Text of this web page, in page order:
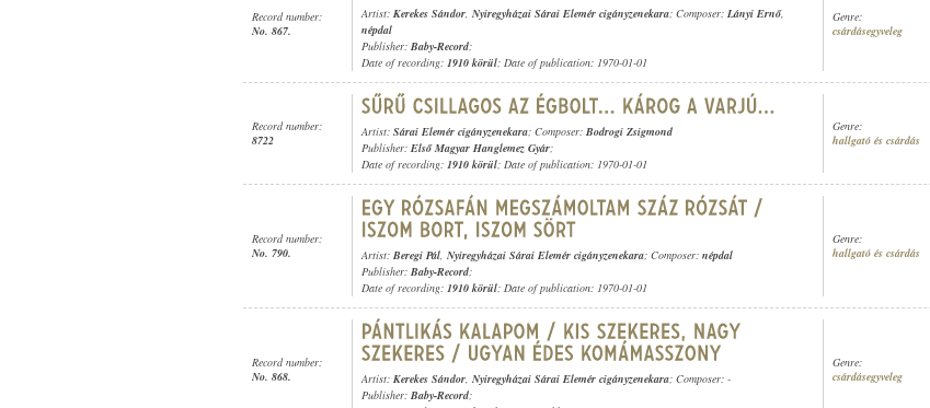
Record number:
No. 867.
Artist: Kerekes Sándor, Nyiregyházai Sárai Elemér cigányzenekara; Composer: Lányi Ernő,
népdal
Publisher: Baby-Record;
Date of recording: 1910 körül; Date of publication: 1970-01-01
Genre:
csárdásegyveleg
Record number:
8722
Artist: Sárai Elemér cigányzenekara; Composer: Bodrogi Zsigmond
Publisher: Első Magyar Hanglemez Gyár;
Date of recording: 1910 körül; Date of publication: 1970-01-01
Genre:
hallgató és csárdás
Record number:
No. 790.
Artist: Beregi Pál, Nyiregyházai Sárai Elemér cigányzenekara; Composer: népdal
Publisher: Baby-Record;
Date of recording: 1910 körül; Date of publication: 1970-01-01
Genre:
hallgató és csárdás
Record number:
No. 868.
Artist: Kerekes Sándor, Nyiregyházai Sárai Elemér cigányzenekara; Composer: -
Publisher: Baby-Record;
Genre:
csárdásegyveleg